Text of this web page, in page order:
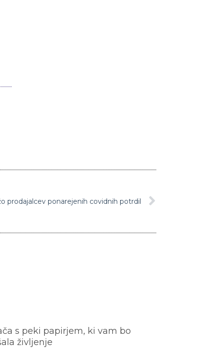
prodajalcev ponarejenih covidnih potrdil
s peki papirjem, ki vam bo
življenje